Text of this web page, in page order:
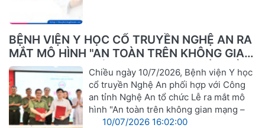
BỆNH VIỆN Y HỌC CỔ TRUYỀN NGHỆ AN RA
MẮT MÔ HÌNH "AN TOÀN TRÊN KHÔNG GIAN
MẠNG – VỮNG VÀNG TRONG CHUYỂN ĐỔI
SỐ"
Chiều ngày 10/7/2026, Bệnh viện Y học
cổ truyền Nghệ An phối hợp với Công
an tỉnh Nghệ An tổ chức Lễ ra mắt mô
hình "An toàn trên không gian mạng –
10/07/2026 16:02:00